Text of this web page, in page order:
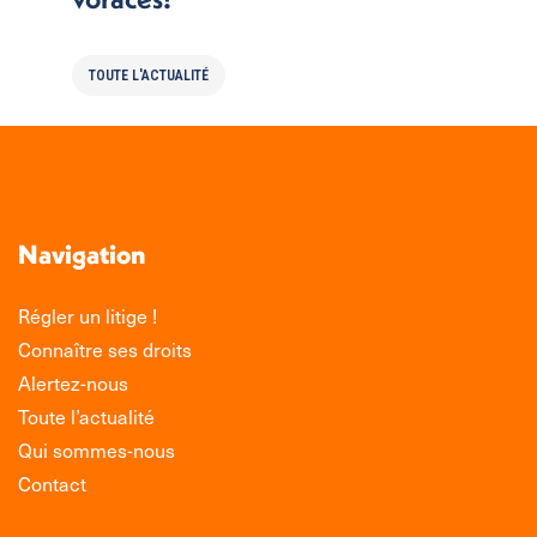
TOUTE L'ACTUALITÉ
Navigation
Régler un litige !
Connaître ses droits
Alertez-nous
Toute l’actualité
Qui sommes-nous
Contact